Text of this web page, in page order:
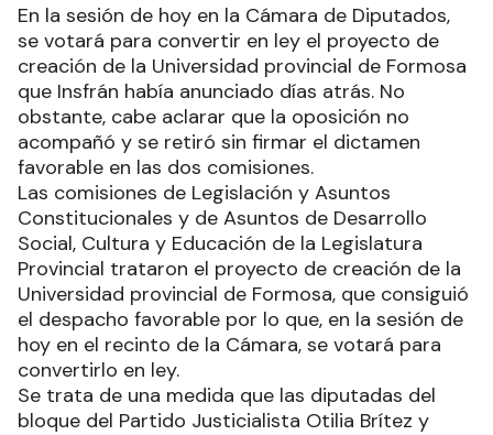
En la sesión de hoy en la Cámara de Diputados,
se votará para convertir en ley el proyecto de
creación de la Universidad provincial de Formosa
que Insfrán había anunciado días atrás. No
obstante, cabe aclarar que la oposición no
acompañó y se retiró sin firmar el dictamen
favorable en las dos comisiones.
Las comisiones de Legislación y Asuntos
Constitucionales y de Asuntos de Desarrollo
Social, Cultura y Educación de la Legislatura
Provincial trataron el proyecto de creación de la
Universidad provincial de Formosa, que consiguió
el despacho favorable por lo que, en la sesión de
hoy en el recinto de la Cámara, se votará para
convertirlo en ley.
Se trata de una medida que las diputadas del
bloque del Partido Justicialista Otilia Brítez y